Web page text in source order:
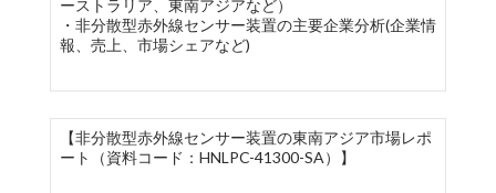
ーストラリア、東南アジアなど）
・非分散型赤外線センサー装置の主要企業分析(企業情
報、売上、市場シェアなど)
【非分散型赤外線センサー装置の東南アジア市場レポ
ート（資料コード：HNLPC-41300-SA）】